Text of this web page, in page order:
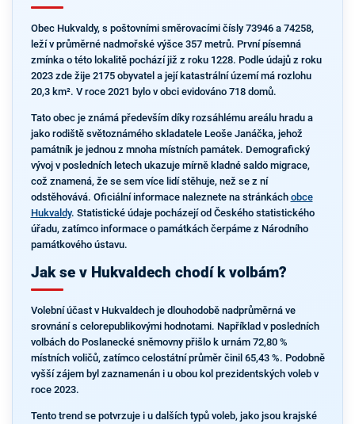
Obec Hukvaldy, s poštovními směrovacími čísly 73946 a 74258,
leží v průměrné nadmořské výšce 357 metrů. První písemná
zmínka o této lokalitě pochází již z roku 1228. Podle údajů z roku
2023 zde žije 2175 obyvatel a její katastrální území má rozlohu
20,3 km². V roce 2021 bylo v obci evidováno 718 domů.
Tato obec je známá především díky rozsáhlému areálu hradu a
jako rodiště světoznámého skladatele Leoše Janáčka, jehož
památník je jednou z mnoha místních památek. Demografický
vývoj v posledních letech ukazuje mírně kladné saldo migrace,
což znamená, že se sem více lidí stěhuje, než se z ní
odstěhovává. Oficiální informace naleznete na stránkách obce
Hukvaldy. Statistické údaje pocházejí od Českého statistického
úřadu, zatímco informace o památkách čerpáme z Národního
památkového ústavu.
Jak se v Hukvaldech chodí k volbám?
Volební účast v Hukvaldech je dlouhodobě nadprůměrná ve
srovnání s celorepublikovými hodnotami. Například v posledních
volbách do Poslanecké sněmovny přišlo k urnám 72,80 %
místních voličů, zatímco celostátní průměr činil 65,43 %. Podobně
vyšší zájem byl zaznamenán i u obou kol prezidentských voleb v
roce 2023.
Tento trend se potvrzuje i u dalších typů voleb, jako jsou krajské